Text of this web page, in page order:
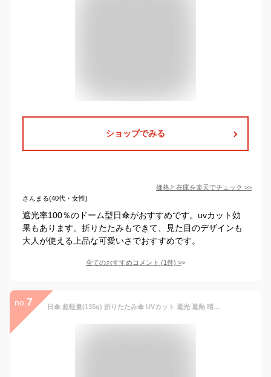
ショップでみる
価格と在庫を楽天でチェック >>
さんまる(40代・女性)
遮光率100％のドーム型日傘がおすすめです。uvカット効
果もあります。折りたたみもできて、見た目のデザインも
大人が使える上品な可愛いさでおすすめです。
全てのおすすめコメント (1件) >
no. 7 日傘 超軽量(135g) 折りたたみ傘 UVカット 遮光 遮熱 晴雨兼用 折り畳み日傘 300T 高強度カーボンファイバー 収納ポーチ付き ピンク